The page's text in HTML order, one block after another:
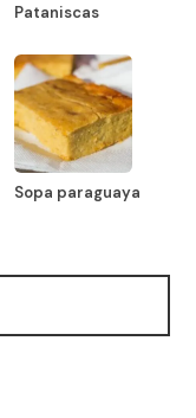
Pataniscas
Sopa paraguaya